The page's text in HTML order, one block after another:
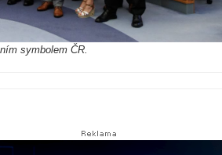
symbolem ČR.